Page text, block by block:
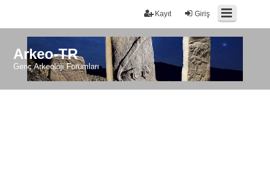
Giriş
Kayıt
Arkeo-TR
Genç Arkeoloji Forumları